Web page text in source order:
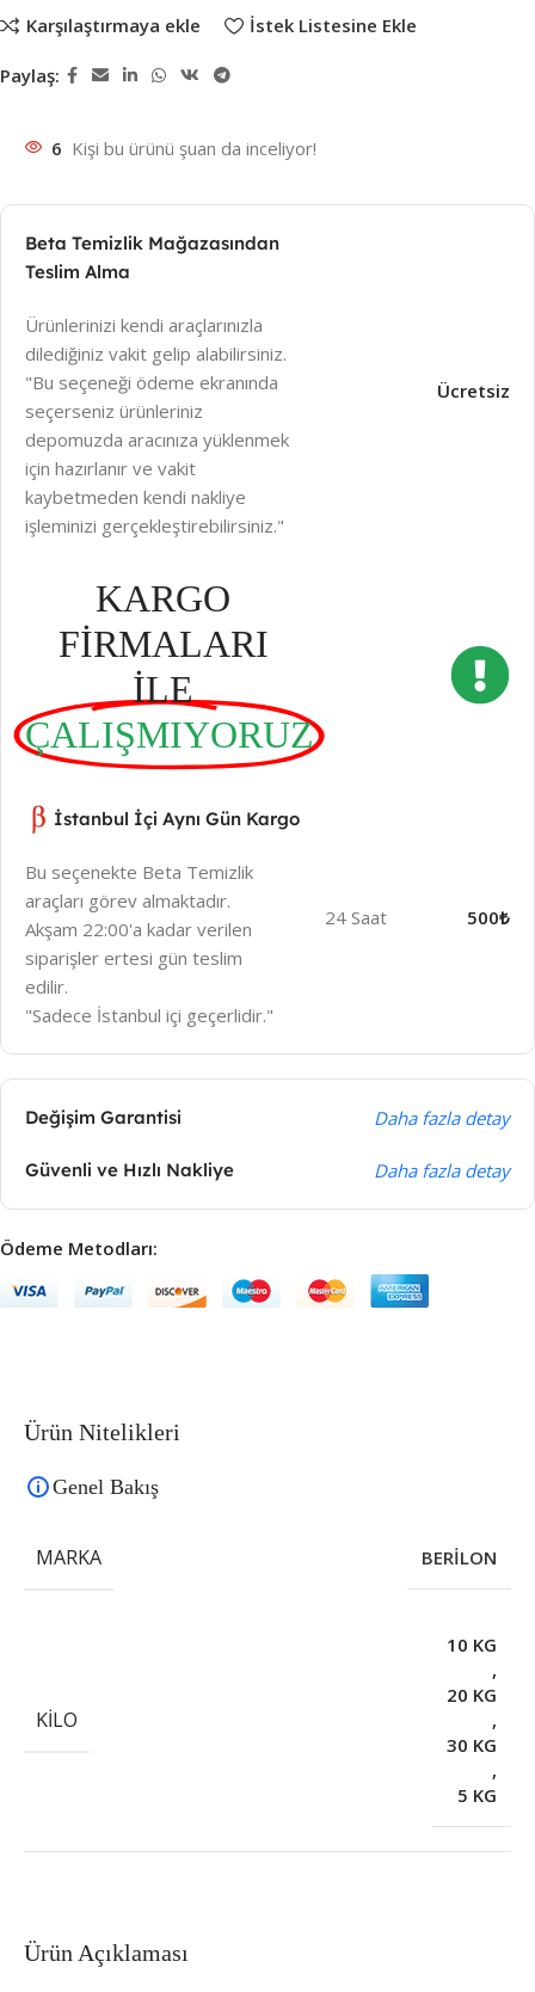
Karşılaştırmaya ekle İstek Listesine Ekle
Paylaş:
6 Kişi bu ürünü şuan da inceliyor!
Beta Temizlik Mağazasından
Teslim Alma
Ürünlerinizi kendi araçlarınızla
dilediğiniz vakit gelip alabilirsiniz.
"Bu seçeneği ödeme ekranında
seçerseniz ürünleriniz
depomuzda aracınıza yüklenmek
için hazırlanır ve vakit
kaybetmeden kendi nakliye
işleminizi gerçekleştirebilirsiniz."
Ücretsiz
KARGO
FİRMALARI
İLE
ÇALIŞMIYORUZ
İstanbul İçi Aynı Gün Kargo
Bu seçenekte Beta Temizlik
araçları görev almaktadır.
Akşam 22:00'a kadar verilen
siparişler ertesi gün teslim
edilir.
"Sadece İstanbul içi geçerlidir."
24 Saat 500₺
Değişim Garantisi Daha fazla detay
Güvenli ve Hızlı Nakliye Daha fazla detay
Ödeme Metodları:
Ürün Açıklaması
Ürün Nitelikleri
Genel Bakış
MARKA BERİLON
KILO
10 KG
,
20 KG
,
30 KG
,
5 KG